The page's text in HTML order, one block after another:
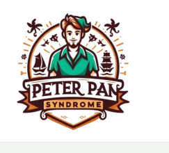
contenu